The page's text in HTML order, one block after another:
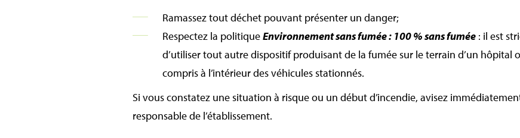
Ramassez tout déchet pouvant présenter un danger;
Respectez la politiqueEnvironnement sans fumée : 100 % sans fumée : il est
d’utiliser tout autre dispositif produisant de la fumée sur le terrain d’un hôpital
compris à l’intérieur des véhicules stationnés.
Si vous constatez une situation à risque ou un début d’incendie, avisez
responsable de l’établissement.